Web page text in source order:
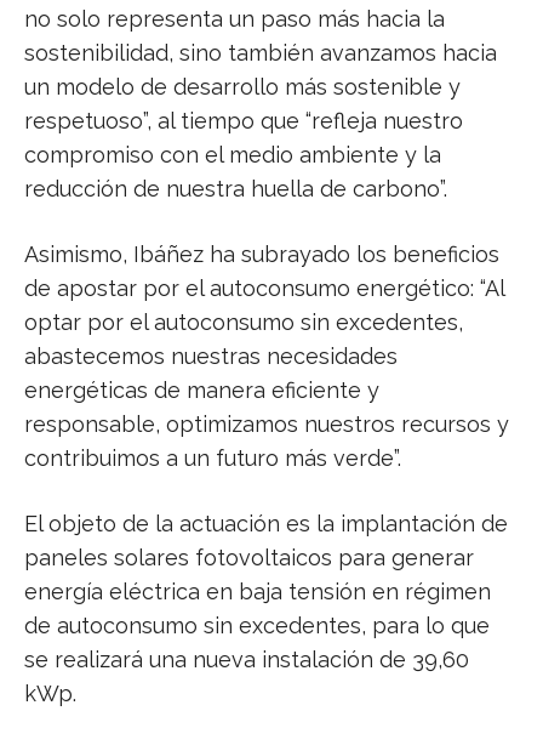
no solo representa un paso más hacia la
sostenibilidad, sino también avanzamos hacia
un modelo de desarrollo más sostenible y
respetuoso”, al tiempo que “refleja nuestro
compromiso con el medio ambiente y la
reducción de nuestra huella de carbono”.
Asimismo, Ibáñez ha subrayado los beneficios
de apostar por el autoconsumo energético: “Al
optar por el autoconsumo sin excedentes,
abastecemos nuestras necesidades
energéticas de manera eficiente y
responsable, optimizamos nuestros recursos y
contribuimos a un futuro más verde”.
El objeto de la actuación es la implantación de
paneles solares fotovoltaicos para generar
energía eléctrica en baja tensión en régimen
de autoconsumo sin excedentes, para lo que
se realizará una nueva instalación de 39,60
kWp.